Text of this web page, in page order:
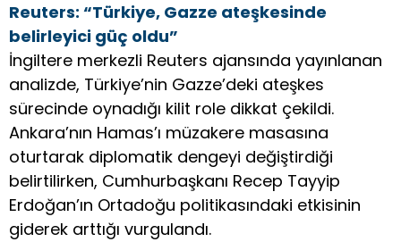
Reuters: “Türkiye, Gazze ateşkesinde
belirleyici güç oldu”
İngiltere merkezli Reuters ajansında yayınlanan
analizde, Türkiye’nin Gazze’deki ateşkes
sürecinde oynadığı kilit role dikkat çekildi.
Ankara’nın Hamas’ı müzakere masasına
oturtarak diplomatik dengeyi değiştirdiği
belirtilirken, Cumhurbaşkanı Recep Tayyip
Erdoğan’ın Ortadoğu politikasındaki etkisinin
giderek arttığı vurgulandı.